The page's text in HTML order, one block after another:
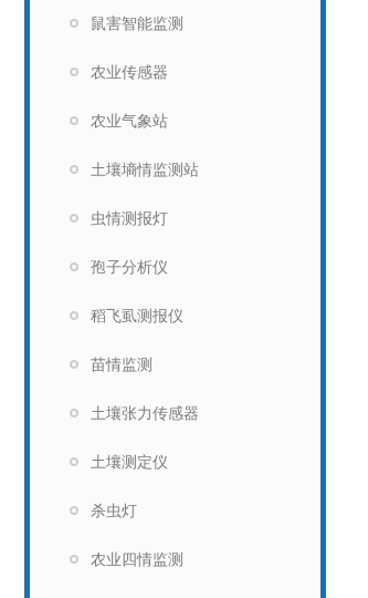
鼠害智能监测
农业传感器
农业气象站
土壤墒情监测站
虫情测报灯
孢子分析仪
稻飞虱测报仪
苗情监测
土壤张力传感器
土壤测定仪
杀虫灯
农业四情监测